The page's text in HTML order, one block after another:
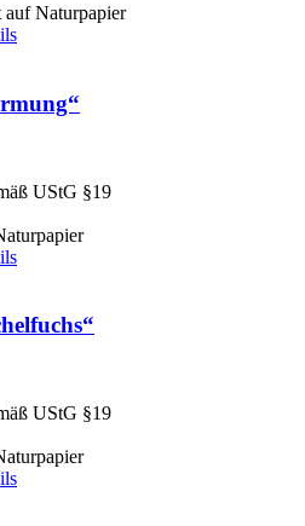
Naturpapier
UStG §19
UStG §19